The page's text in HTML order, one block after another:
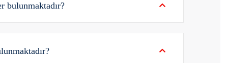
bulunmaktadır?